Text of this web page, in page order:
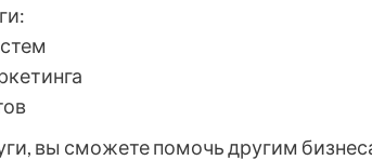
вы сможете помочь другим